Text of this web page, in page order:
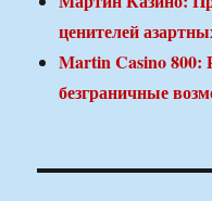
ценителей
Martin Casino 800:
безграничные